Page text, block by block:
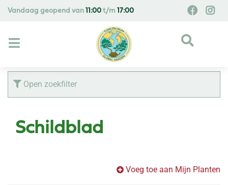
Vandaag geopend van 11:00 t/m 17:00
Open zoekfilter
Schildblad
Voeg toe aan Mijn Planten